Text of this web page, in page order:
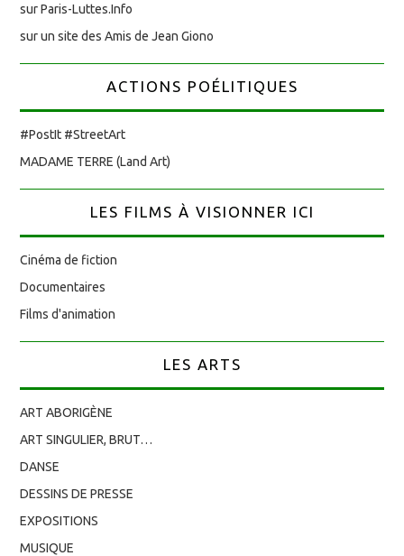
sur Paris-Luttes.Info
sur un site des Amis de Jean Giono
ACTIONS POÉLITIQUES
#PostIt #StreetArt
MADAME TERRE (Land Art)
LES FILMS À VISIONNER ICI
Cinéma de fiction
Documentaires
Films d'animation
LES ARTS
ART ABORIGÈNE
ART SINGULIER, BRUT…
DANSE
DESSINS DE PRESSE
EXPOSITIONS
MUSIQUE